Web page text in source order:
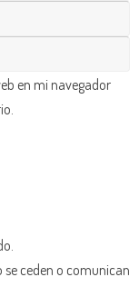
en mi navegador
se ceden o comunican